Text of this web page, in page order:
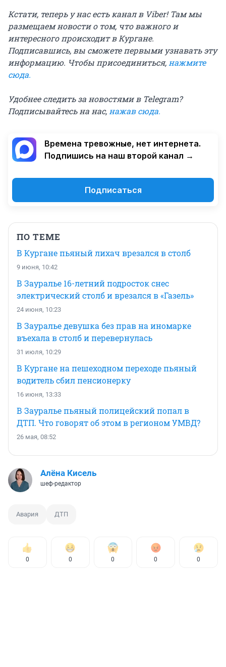
Кстати, теперь у нас есть канал в Viber! Там мы
размещаем новости о том, что важного и
интересного происходит в Кургане.
Подписавшись, вы сможете первыми узнавать эту
информацию. Чтобы присоединиться, нажмите
сюда.
Удобнее следить за новостями в Telegram?
Подписывайтесь на нас, нажав сюда.
Времена тревожные, нет интернета.
Подпишись на наш второй канал →
Подписаться
ПО ТЕМЕ
В Кургане пьяный лихач врезался в столб
9 июня, 10:42
В Зауралье 16-летний подросток снес
электрический столб и врезался в «Газель»
24 июня, 10:23
В Зауралье девушка без прав на иномарке
въехала в столб и перевернулась
31 июля, 10:29
В Кургане на пешеходном переходе пьяный
водитель сбил пенсионерку
16 июня, 13:33
В Зауралье пьяный полицейский попал в
ДТП. Что говорят об этом в регионом УМВД?
26 мая, 08:52
Алёна Кисель
шеф-редактор
Авария ДТП
0 0 0 0 0